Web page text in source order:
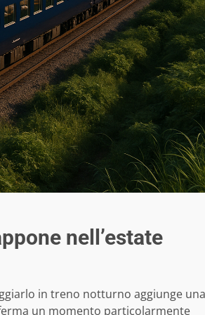
nell’estate
in treno notturno aggiunge una
un momento particolarmente